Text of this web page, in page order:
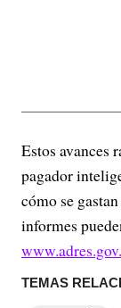
Estos avances
pagador
cómo se
informes
TEMAS